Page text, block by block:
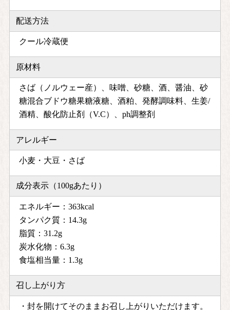
配送方法
クール冷蔵便
原材料
さば（ノルウェー産）、味噌、砂糖、酒、醤油、砂
糖混合ブドウ糖果糖液糖、酒粕、発酵調味料、生姜/
酒精、酸化防止剤（V.C）、ph調整剤
アレルギー
小麦・大豆・さば
成分表示（100gあたり）
エネルギー：363kcal
タンパク質：14.3g
脂質：31.2g
炭水化物：6.3g
食塩相当量：1.3g
召し上がり方
・封を開けてそのままお召し上がりいただけます。